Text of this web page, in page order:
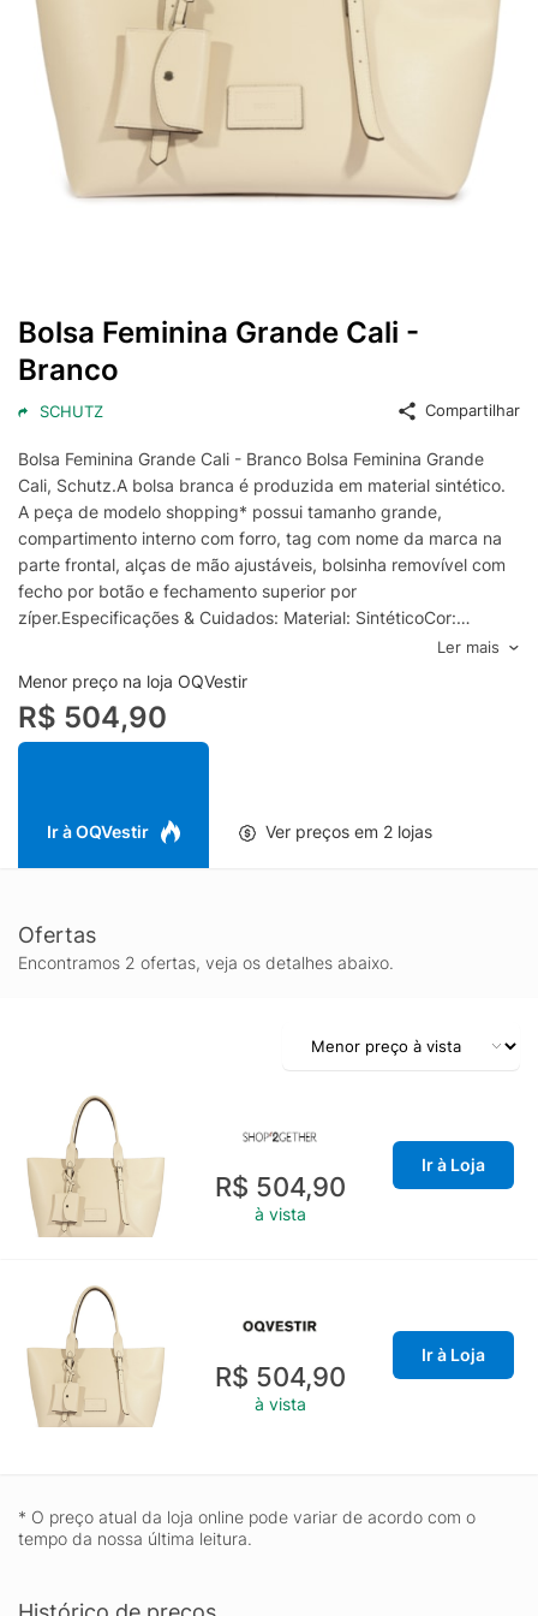
Bolsa Feminina Grande Cali -
Branco
SCHUTZ Compartilhar
Bolsa Feminina Grande Cali - Branco Bolsa Feminina Grande
Cali, Schutz.A bolsa branca é produzida em material sintético.
A peça de modelo shopping* possui tamanho grande,
compartimento interno com forro, tag com nome da marca na
parte frontal, alças de mão ajustáveis, bolsinha removível com
fecho por botão e fechamento superior por
zíper.Especificações & Cuidados: Material: SintéticoCor:
Ler mais
Menor preço na loja OQVestir
R$ 504,90
Ir à OQVestir Ver preços em 2 lojas
Ofertas
Encontramos 2 ofertas, veja os detalhes abaixo.
R$ 504,90
à vista
Ir à Loja
R$ 504,90
à vista
Ir à Loja
* O preço atual da loja online pode variar de acordo com o
tempo da nossa última leitura.